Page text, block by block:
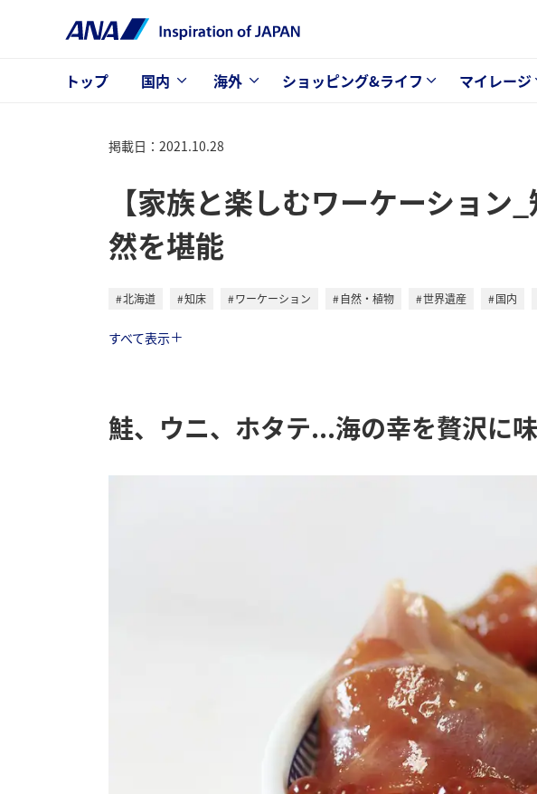
トップ 国内 海外 ショッピング&ライフ マイレージ
掲載日：2021.10.28
【家族と楽しむワーケーショ
然を堪能
北海道 知床 ワーケーション 自然・植物 世界遺産 国内
すべて表示
鮭、ウニ、ホタテ...海の幸を贅沢に